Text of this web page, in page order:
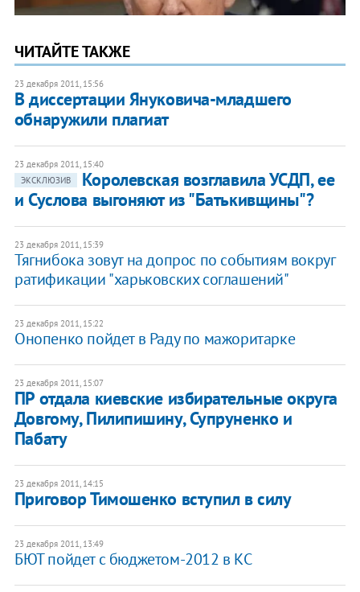
ЧИТАЙТЕ ТАКЖЕ
23 декабря 2011, 15:56
В диссертации Януковича-младшего
обнаружили плагиат
23 декабря 2011, 15:40
ЭКСКЛЮЗИВ
Королевская возглавила УСДП, ее
и Суслова выгоняют из "Батькивщины"?
23 декабря 2011, 15:39
Тягнибока зовут на допрос по событиям вокруг
ратификации "харьковских соглашений"
23 декабря 2011, 15:22
Онопенко пойдет в Раду по мажоритарке
23 декабря 2011, 15:07
ПР отдала киевские избирательные округа
Довгому, Пилипишину, Супруненко и
Пабату
23 декабря 2011, 14:15
Приговор Тимошенко вступил в силу
23 декабря 2011, 13:49
БЮТ пойдет с бюджетом-2012 в КС